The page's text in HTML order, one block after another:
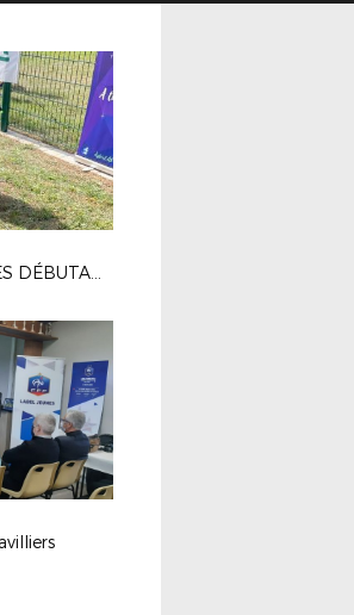
| JOURNÉE NATIONALE DES DÉBUTANTS 2022 | RETOUR EN IMAGES